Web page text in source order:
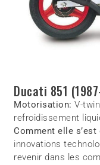
Ducati 851
Motorisation: V-
refroidissement
Comment elle s’est
innovations
revenir dans les